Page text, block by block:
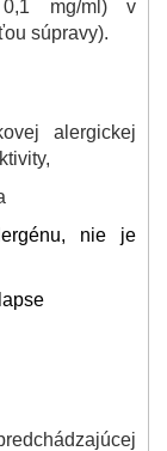
mg/ml) v
súpravy).
alergickej
nie je